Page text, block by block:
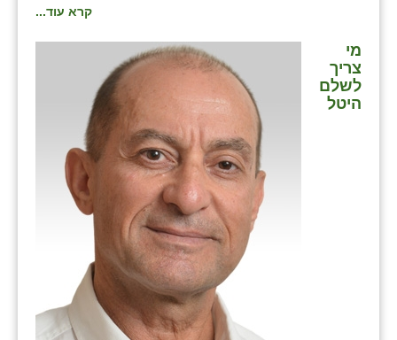
קרא עוד...
מי
צריך
לשלם
היטל